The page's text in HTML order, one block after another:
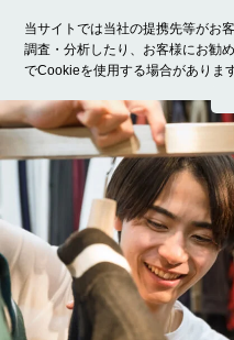
当サイトでは当社の提携先等がお
調査・分析したり、お客様にお勧
でCookieを使用する場合があります
ホーム モデル募集 ラン